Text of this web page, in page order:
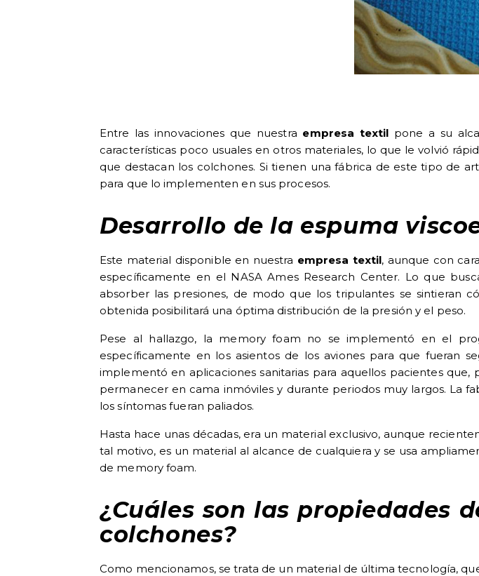
Entre las innovaciones que nuestra empresa textil pone a su
características poco usuales en otros materiales, lo que le volvió
que destacan los colchones. Si tienen una fábrica de este tipo de
para que lo implementen en sus procesos.
Desarrollo de la espuma
Este material disponible en nuestra empresa textil, aunque con
específicamente en el NASA Ames Research Center. Lo que
absorber las presiones, de modo que los tripulantes se sintieran
obtenida posibilitará una óptima distribución de la presión y el peso.
Pese al hallazgo, la memory foam no se implementó en el
específicamente en los asientos de los aviones para que fueran
implementó en aplicaciones sanitarias para aquellos pacientes
permanecer en cama inmóviles y durante periodos muy largos. La
los síntomas fueran paliados.
Hasta hace unas décadas, era un material exclusivo, aunque
tal motivo, es un material al alcance de cualquiera y se usa
de memory foam.
¿Cuáles son las propiedades
colchones?
Como mencionamos, se trata de un material de última tecnología,